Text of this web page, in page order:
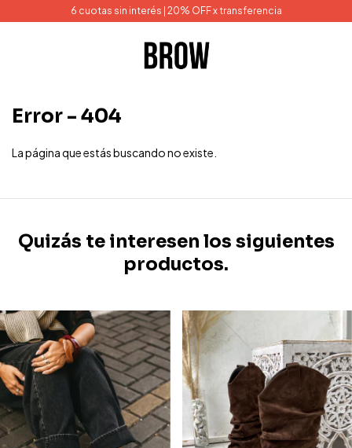
6 cuotas sin interés | 20% OFF x transferencia
Error - 404
La página que estás buscando no existe.
Quizás te interesen los siguientes
productos.